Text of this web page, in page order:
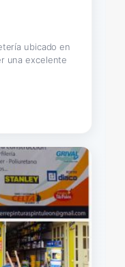
ubicado en
una excelente